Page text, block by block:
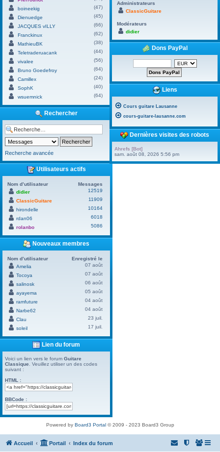
boineekig
(47)
Dienuedge
(45)
JACQUES vILLY
(66)
Franckinux
(62)
MathieuBK
(38)
Teletraderuacank
(44)
vivalee
(56)
Bruno Goedefroy
(64)
Camillex
(24)
SophK
(40)
wsuemnick
(64)
Rechercher
Recherche avancée
Utilisateurs actifs
Nom d’utilisateur
Messages
didier
12519
ClassicGuitare
11909
hirondelle
10164
rdan06
6018
rolanbo
5086
Nouveaux membres
Nom d’utilisateur
Enregistré le
Amelia
07 août
Tocoya
07 août
salinosk
06 août
ayayema
05 août
ramfuture
04 août
Narbe62
04 août
Clau
23 juil.
soleil
17 juil.
Lien du forum
Voici un lien vers le forum Guitare
Classique . Veuillez utiliser un des codes
suivant :
HTML :
BBCode :
Administrateurs
ClassicGuitare
Modérateurs
didier
Dons PayPal
Liens
Cours guitare Lausanne
cours-guitare-lausanne.com
Dernières visites des robots
Ahrefs [Bot]
sam. août 08, 2026 5:56 pm
Powered by Board3 Portal© 2009 - 2023 Board3 Group
Accueil Portail Index du forum